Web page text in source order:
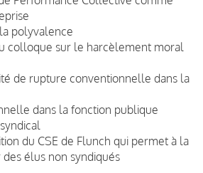
polyvalence
colloque sur le harcèlement moral
de rupture conventionnelle dans la
dans la fonction publique
du CSE de Flunch qui permet à la
élus non syndiqués